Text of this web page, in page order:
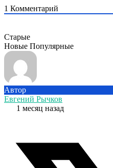
1 Комментарий
Старые
Новые Популярные
Автор
Евгений Рычков
1 месяц назад